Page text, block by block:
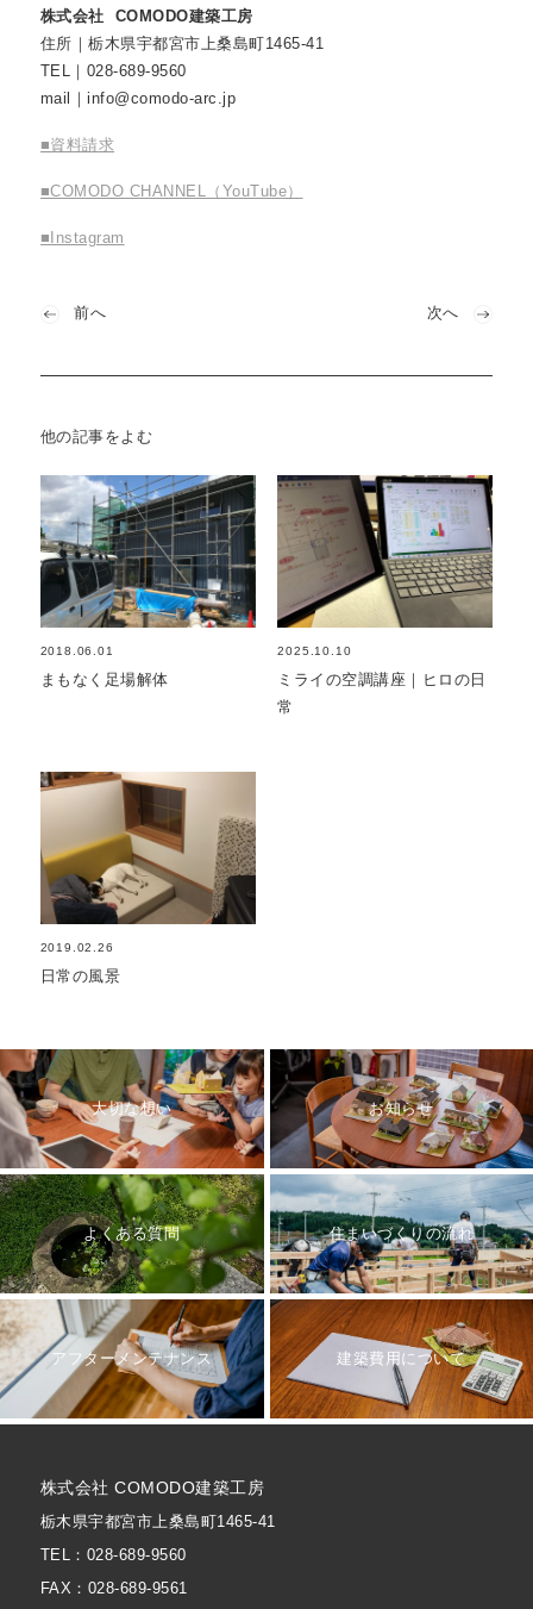
株式会社 COMODO建築工房
住所｜栃木県宇都宮市上桑島町1465-41
TEL｜028-689-9560
mail｜info@comodo-arc.jp
■資料請求
■COMODO CHANNEL（YouTube）
■Instagram
前へ 次へ
他の記事をよむ
2018.06.01
まもなく足場解体
2025.10.10
ミライの空調講座｜ヒロの日
常
2019.02.26
日常の風景
大切な想い お知らせ
よくある質問 住まいづくりの流れ
アフターメンテナンス 建築費用について
株式会社 COMODO建築工房
栃木県宇都宮市上桑島町1465-41
TEL：028-689-9560
FAX：028-689-9561